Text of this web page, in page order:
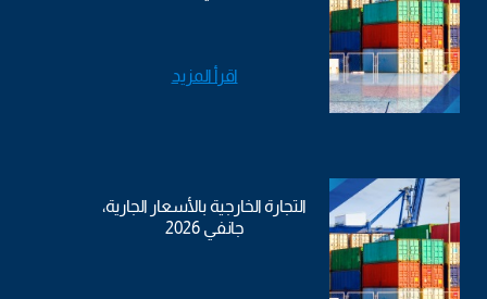
اقرأ المزيد
التجارة الخارجية بالأسعار الجارية،
جانفي 2026